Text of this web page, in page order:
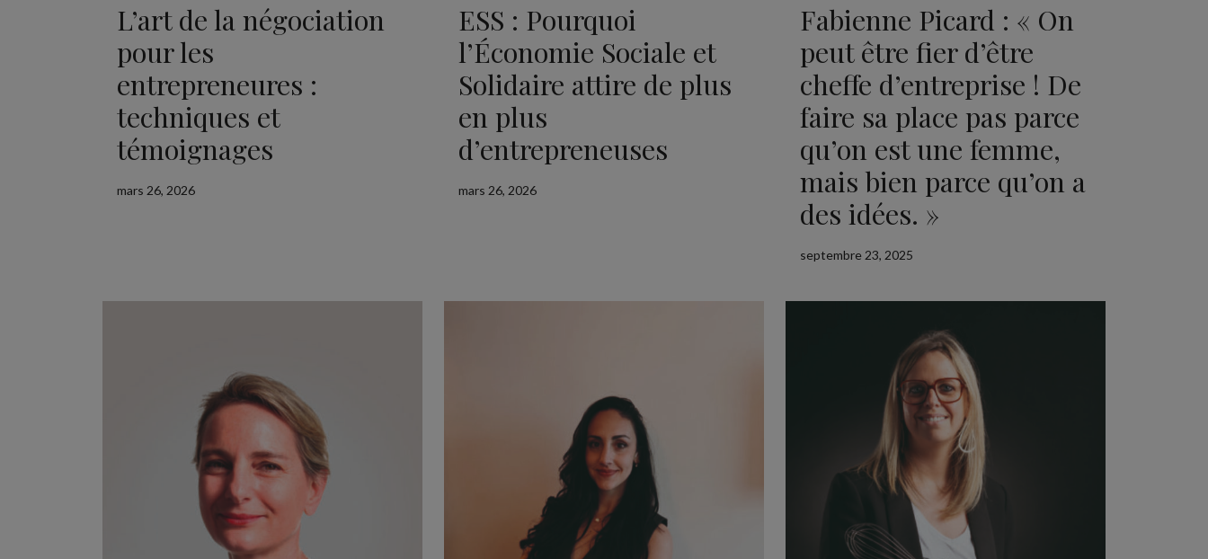
L’art de la négociation
pour les
entrepreneures :
techniques et
témoignages
mars 26, 2026
ESS : Pourquoi
l’Économie Sociale et
Solidaire attire de plus
en plus
d’entrepreneuses
mars 26, 2026
Fabienne Picard : « On
peut être fier d’être
cheffe d’entreprise ! De
faire sa place pas parce
qu’on est une femme,
mais bien parce qu’on a
des idées. »
septembre 23, 2025